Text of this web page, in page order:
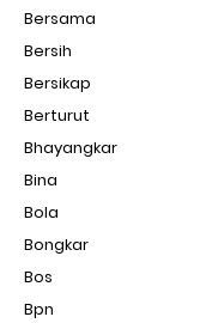
Bersama
Bersih
Bersikap
Berturut
Bhayangkar
Bina
Bola
Bongkar
Bos
Bpn